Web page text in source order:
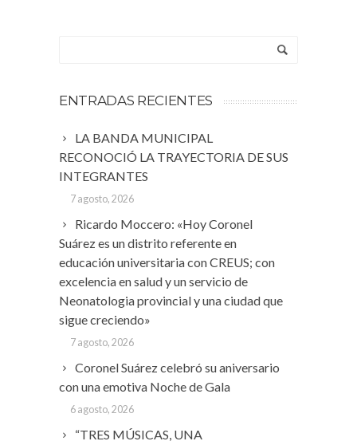
ENTRADAS RECIENTES
LA BANDA MUNICIPAL
RECONOCIÓ LA TRAYECTORIA DE SUS
INTEGRANTES
7 agosto, 2026
Ricardo Moccero: «Hoy Coronel
Suárez es un distrito referente en
educación universitaria con CREUS; con
excelencia en salud y un servicio de
Neonatologia provincial y una ciudad que
sigue creciendo»
7 agosto, 2026
Coronel Suárez celebró su aniversario
con una emotiva Noche de Gala
6 agosto, 2026
“TRES MÚSICAS, UNA